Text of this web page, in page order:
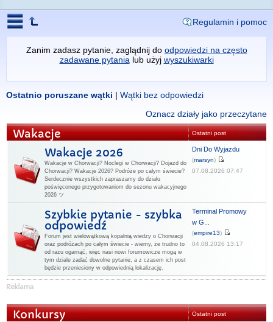
Regulamin i pomoc
Zanim zadasz pytanie, zaglądnij do odpowiedzi na często
zadawane pytania lub użyj wyszukiwarki
Ostatnio poruszane wątki | Wątki bez odpowiedzi
Oznacz działy jako przeczytane
Wakacje Ostatni post
Wakacje 2026
Wakacje w Chorwacji? Noclegi w Chorwacji? Dojazd do
Chorwacji? Wakacje 2026? Podróże po całym świecie?
Serdecznie wszystkich zapraszamy do działu
poświęconego przygotowaniom do sezonu wakacyjnego
2026 ツ
Dni Do Wyjazdu
(marsyn)
07.08.2026 07:47
Szybkie pytanie - szybka
odpowiedź
Forum jest wielowątkową kopalnią wiedzy o Chorwacji
oraz podróżach po całym świecie - wiemy, że trudno to
od razu ogarnąć, więc nasi nowi forumowicze mogą w
tym dziale zadać dowolne pytanie, a z czasem ich post
będzie przeniesiony w odpowiednią lokalizację.
Terminal Promowy
w G...
(empire13)
04.08.2026 13:17
Konkursy Ostatni post